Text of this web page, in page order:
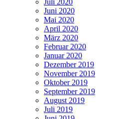
Juli 2020
Juni 2020
Mai 2020
April 2020
März 2020
Februar 2020
Januar 2020
Dezember 2019
November 2019
Oktober 2019
September 2019
August 2019
Juli 2019